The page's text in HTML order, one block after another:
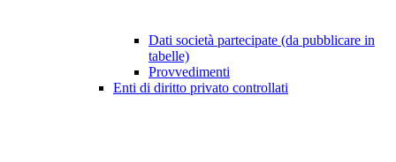
Dati società partecipate (da pubblicare in
tabelle)
Provvedimenti
Enti di diritto privato controllati